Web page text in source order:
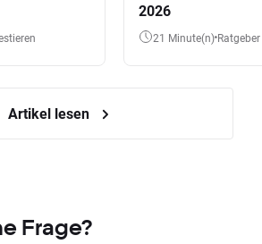
2026
21 Minute(n) Ratgeber
Artikel lesen
Frage?